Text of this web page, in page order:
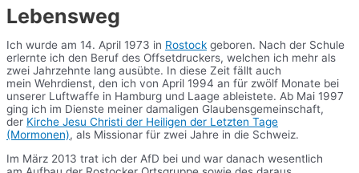
Lebensweg
Ich wurde am 14. April 1973 in Rostock geboren. Nach der Schule
erlernte ich den Beruf des Offsetdruckers, welchen ich mehr als
zwei Jahrzehnte lang ausübte. In diese Zeit fällt auch
mein Wehrdienst, den ich von April 1994 an für zwölf Monate bei
unserer Luftwaffe in Hamburg und Laage ableistete. Ab Mai 1997
ging ich im Dienste meiner damaligen Glaubensgemeinschaft,
der Kirche Jesu Christi der Heiligen der Letzten Tage
(Mormonen), als Missionar für zwei Jahre in die Schweiz.
Im März 2013 trat ich der AfD bei und war danach wesentlich